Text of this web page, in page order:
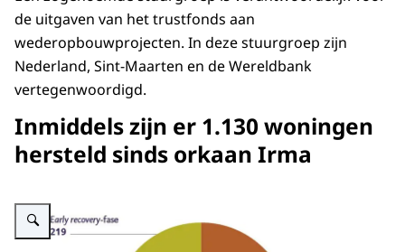
de uitgaven van het trustfonds aan
wederopbouwprojecten. In deze stuurgroep zijn
Nederland, Sint-Maarten en de Wereldbank
vertegenwoordigd.
Inmiddels zijn er 1.130 woningen
hersteld sinds orkaan Irma
Vergroot afbeelding nb Wederopbouw Sint-Maarten